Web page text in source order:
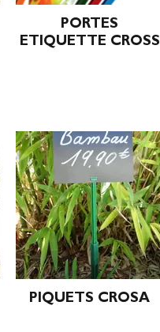
PORTES
ETIQUETTE CROSS
PIQUETS CROSA